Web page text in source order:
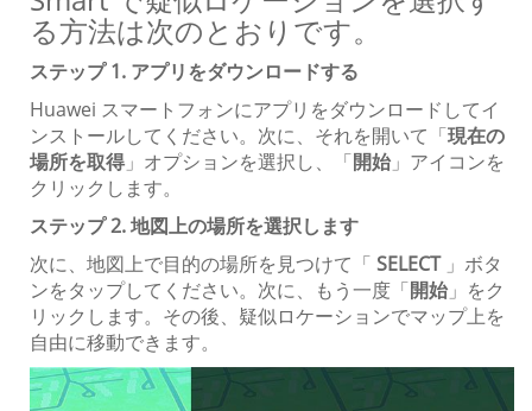
る方法は次のとおりです。
ステップ 1. アプリをダウンロードする
Huawei スマートフォンにアプリをダウンロードしてイ
ンストールしてください。次に、それを開いて「現在の
場所を取得 」オプションを選択し、「開始 」アイコンを
クリックします。
ステップ 2. 地図上の場所を選択します
次に、地図上で目的の場所を見つけて「 SELECT」ボタ
ンをタップしてください。次に、もう一度「開始 」をク
リックします。その後、疑似ロケーションでマップ上を
自由に移動できます。